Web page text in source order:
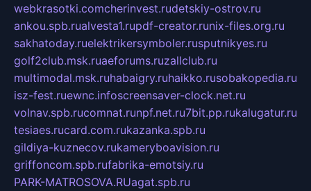
webkrasotki.comcherinvest.rudetskiy-ostrov.ru
ankou.spb.rualvesta1.rupdf-creator.runix-files.org.ru
sakhatoday.ruelektrikersymboler.rusputnikyes.ru
golf2club.msk.ruaeforums.ruzallclub.ru
multimodal.msk.ruhabaigry.ruhaikko.rusobakopedia.ru
isz-fest.ruewnc.infoscreensaver-clock.net.ru
volnav.spb.rucomnat.runpf.net.ru7bit.pp.rukalugatur.ru
tesiaes.rucard.com.rukazanka.spb.ru
gildiya-kuznecov.rukameryboavision.ru
griffoncom.spb.rufabrika-emotsiy.ru
PARK-MATROSOVA.RUagat.spb.ru